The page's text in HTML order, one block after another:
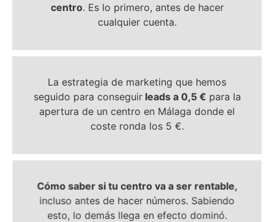
centro. Es lo primero, antes de hacer
cualquier cuenta.
La estrategia de marketing que hemos
seguido para conseguirleads a 0,5 € para la
apertura de un centro en Málaga donde el
coste ronda los 5 €.
Cómo saber si tu centro va a ser rentable,
incluso antes de hacer números. Sabiendo
esto, lo demás llega en efecto dominó.